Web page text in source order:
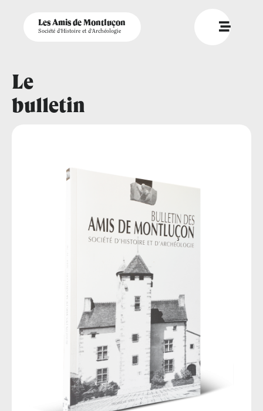
Les Amis de Montluçon
Société d'Histoire et d'Archéologie
Le
bulletin